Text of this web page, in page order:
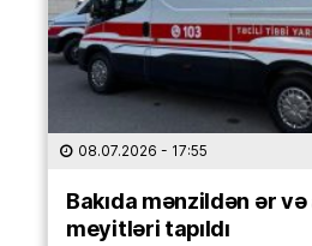
08.07.2026 - 17:55
Bakıda mənzildən ər və
meyitləri tapıldı